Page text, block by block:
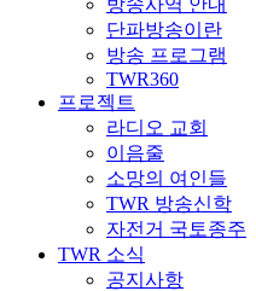
방송사역 안내
단파방송이란
방송 프로그램
TWR360
프로젝트
라디오 교회
이음줄
소망의 여인들
TWR 방송신학
자전거 국토종주
TWR 소식
공지사항